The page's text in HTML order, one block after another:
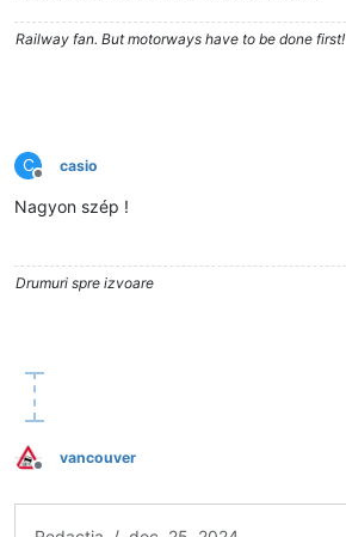
Railway fan. But motorways have to be done first!
C
Deconectat
casio
Nagyon szép !
Drumuri spre izvoare
Deconectat
vancouver